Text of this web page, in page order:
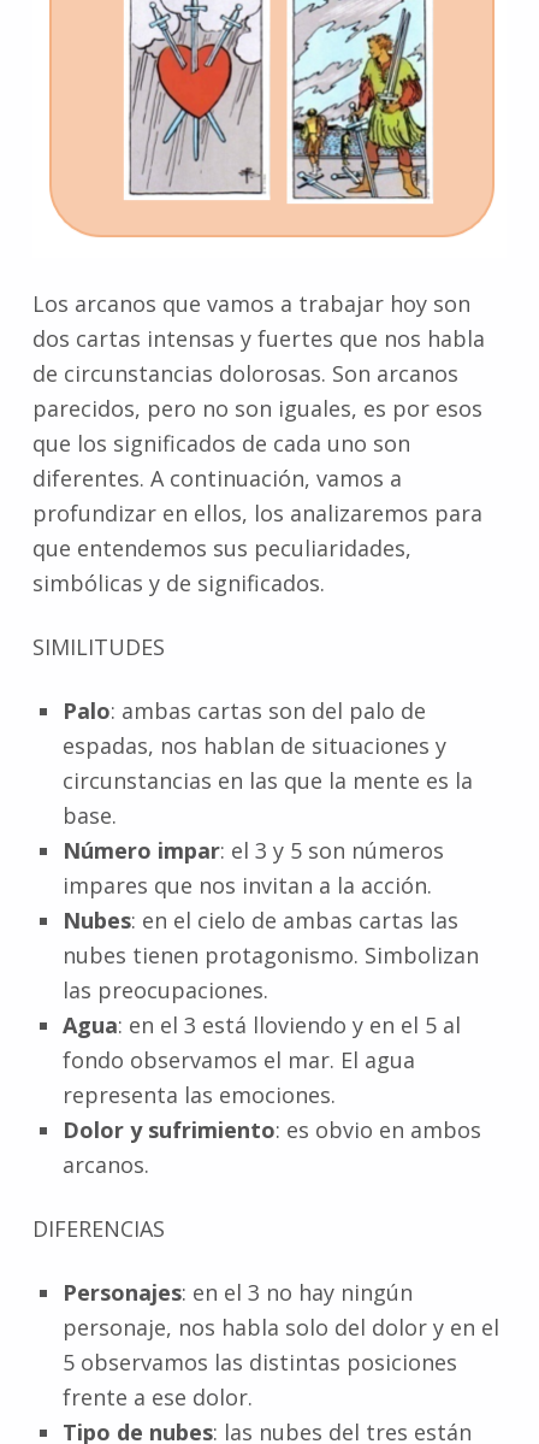
Los arcanos que vamos a trabajar hoy son
dos cartas intensas y fuertes que nos habla
de circunstancias dolorosas. Son arcanos
parecidos, pero no son iguales, es por esos
que los significados de cada uno son
diferentes. A continuación, vamos a
profundizar en ellos, los analizaremos para
que entendemos sus peculiaridades,
simbólicas y de significados.
SIMILITUDES
Palo: ambas cartas son del palo de
espadas, nos hablan de situaciones y
circunstancias en las que la mente es la
base.
Número impar: el 3 y 5 son números
impares que nos invitan a la acción.
Nubes: en el cielo de ambas cartas las
nubes tienen protagonismo. Simbolizan
las preocupaciones.
Agua: en el 3 está lloviendo y en el 5 al
fondo observamos el mar. El agua
representa las emociones.
Dolor y sufrimiento: es obvio en ambos
arcanos.
DIFERENCIAS
Personajes: en el 3 no hay ningún
personaje, nos habla solo del dolor y en el
5 observamos las distintas posiciones
frente a ese dolor.
Tipo de nubes: las nubes del tres están